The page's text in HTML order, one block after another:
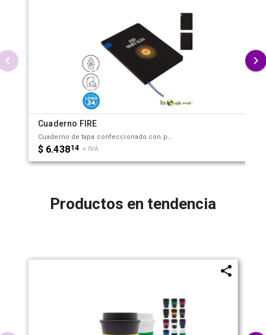
Cuaderno FIRE
Cuaderno de tapa confeccionado con polyester RPET, hecho con botellas de plástico reciclado. Con 64 hojas lisas de Papel de 120 gramos a base de piedra, de escritura suave, más duradero y resistente que el papel tradicional. Para realizar este papel no se han talado árboles, ya que está confeccionado a partir de Polietileno y polvo de piedras. Cuenta con una cinta marcadora y borde de página de color. 64 hojas lisas de 120g. Medidas : 14,8 x 21cm. ReUseMe.
$ 6.43814 + IVA
Productos en tendencia